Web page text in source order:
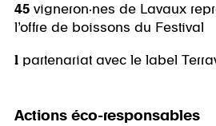
45 vigneron·nes de Lavaux
l’offre de boissons du Festival
1 partenariat avec le label
Actions éco-responsables